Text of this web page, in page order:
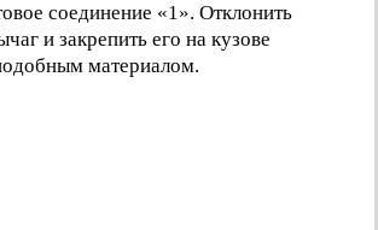
соединение «1». Отклонить
и закрепить его на кузове
материалом.